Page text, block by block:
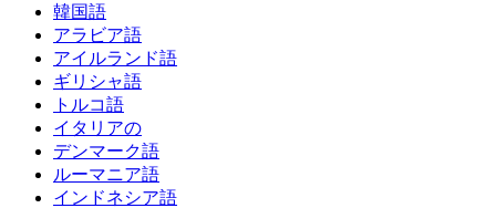
韓国語
アラビア語
アイルランド語
ギリシャ語
トルコ語
イタリアの
デンマーク語
ルーマニア語
インドネシア語